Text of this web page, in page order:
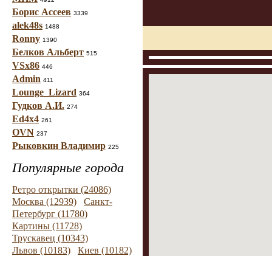
Борис Ассеев 3339
alek48s 1488
Ronny 1390
Белков Альберт 515
VSx86 446
Admin 411
Lounge_Lizard 364
Гудков А.И. 274
Ed4x4 261
OVN 237
Рыковкин Владимир 225
Популярные города
Ретро открытки (24086)
Москва (12939)
Санкт-
Петербург (11780)
Картины (11728)
Трускавец (10343)
Львов (10183)
Киев (10182)